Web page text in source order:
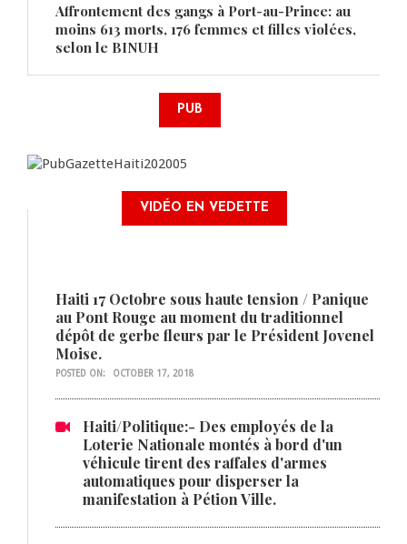
Affrontement des gangs à Port-au-Prince: au
moins 613 morts, 176 femmes et filles violées,
selon le BINUH
PUB
VIDÉO EN VEDETTE
Haiti 17 Octobre sous haute tension / Panique
au Pont Rouge au moment du traditionnel
dépôt de gerbe fleurs par le Président Jovenel
Moise.
POSTED ON: OCTOBER 17, 2018
Haiti/Politique:- Des employés de la
Loterie Nationale montés à bord d'un
véhicule tirent des raffales d'armes
automatiques pour disperser la
manifestation à Pétion Ville.